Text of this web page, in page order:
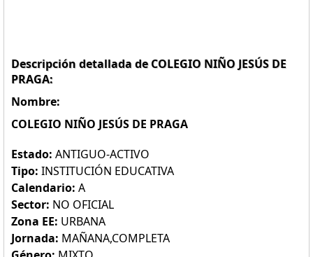
Descripción detallada de COLEGIO NIÑO JESÚS DE
PRAGA:
Nombre:
COLEGIO NIÑO JESÚS DE PRAGA
Estado: ANTIGUO-ACTIVO
Tipo: INSTITUCIÓN EDUCATIVA
Calendario: A
Sector: NO OFICIAL
Zona EE: URBANA
Jornada: MAÑANA,COMPLETA